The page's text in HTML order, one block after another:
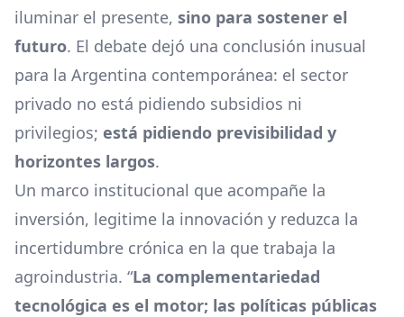
iluminar el presente, sino para sostener el
futuro. El debate dejó una conclusión inusual
para la Argentina contemporánea: el sector
privado no está pidiendo subsidios ni
privilegios; está pidiendo previsibilidad y
horizontes largos.
Un marco institucional que acompañe la
inversión, legitime la innovación y reduzca la
incertidumbre crónica en la que trabaja la
agroindustria. “La complementariedad
tecnológica es el motor; las políticas públicas